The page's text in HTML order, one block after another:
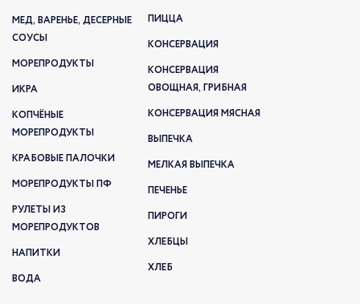
МЕД, ВАРЕНЬЕ, ДЕСЕРНЫЕ
СОУСЫ
МОРЕПРОДУКТЫ
ИКРА
КОПЧЁНЫЕ
МОРЕПРОДУКТЫ
КРАБОВЫЕ ПАЛОЧКИ
МОРЕПРОДУКТЫ ПФ
РУЛЕТЫ ИЗ
МОРЕПРОДУКТОВ
НАПИТКИ
ВОДА
ПИЦЦА
КОНСЕРВАЦИЯ
КОНСЕРВАЦИЯ
ОВОЩНАЯ, ГРИБНАЯ
КОНСЕРВАЦИЯ МЯСНАЯ
ВЫПЕЧКА
МЕЛКАЯ ВЫПЕЧКА
ПЕЧЕНЬЕ
ПИРОГИ
ХЛЕБЦЫ
ХЛЕБ